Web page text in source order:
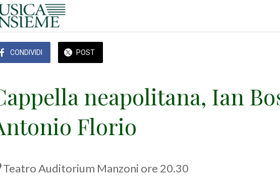
CONDIVIDI POST
neapolitana, Ian
Florio
Teatro Auditorium Manzoni ore 20.30